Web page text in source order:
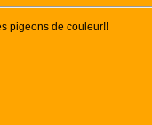
pigeons de couleur!!